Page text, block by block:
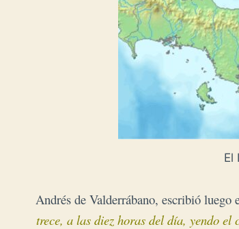
El
Andrés de Valderrábano, escribió luego
trece, a las diez horas del día, yendo el